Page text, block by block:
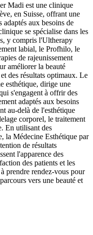
Madi est une clinique
en Suisse, offrant une
adaptés aux besoins de
se spécialise dans les
y compris l'Ultherapy
labial, le Profhilo, le
de rajeunissement
améliorer la beauté
des résultats optimaux. Le
esthétique, dirige une
s'engagent à offrir des
adaptés aux besoins
au-delà de l'esthétique
corporel, le traitement
En utilisant des
la Médecine Esthétique par
de résultats
l'apparence des
des patients et les
prendre rendez-vous pour
vers une beauté et